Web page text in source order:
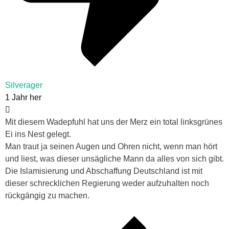
Silverager
1 Jahr her
Mit diesem Wadepfuhl hat uns der Merz ein total linksgrünes
Ei ins Nest gelegt.
Man traut ja seinen Augen und Ohren nicht, wenn man hört
und liest, was dieser unsägliche Mann da alles von sich gibt.
Die Islamisierung und Abschaffung Deutschland ist mit
dieser schrecklichen Regierung weder aufzuhalten noch
rückgängig zu machen.